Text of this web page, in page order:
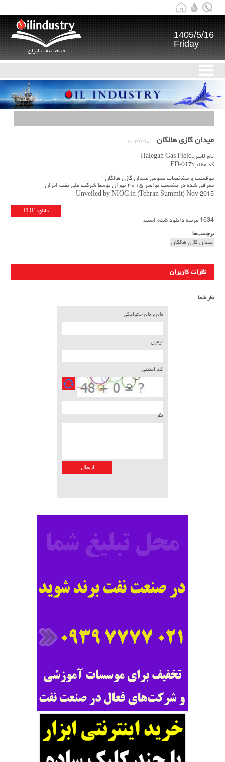
صنعت نفت ایران
1405/5/16
Friday
میدان گازی هالگان ۱۳۹۴/۱۲/۱۵
نام لاتین:Halegan Gas Field
کد مطلب:FD-017
موقعیت و مشخصات عمومی میدان گازی هالگان
معرفی شده در نشست نوامبر ۲۰۱۵ تهران توسط شرکت ملی نفت ایران
Unveiled by NIOC in (Tehran Summit) Nov 2015
دانلود PDF
1634 مرتبه دانلود شده است.
برچسب‌ها
میدان گازی هالگان
نظرات کاربران
نظر شما
نام و نام خانوادگی
ایمیل
کد امنیتی
نظر